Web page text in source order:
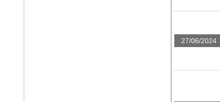
27/06/2024